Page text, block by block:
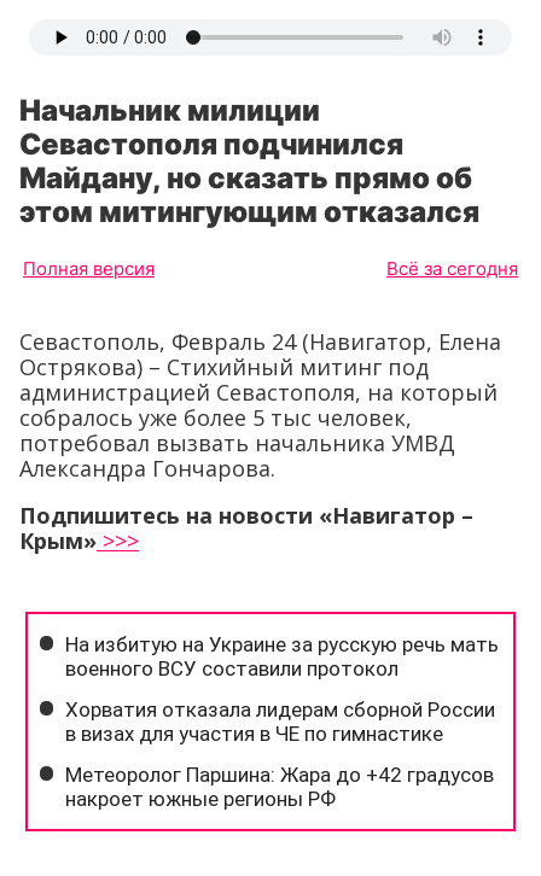
Начальник милиции
Севастополя подчинился
Майдану, но сказать прямо об
этом митингующим отказался
Полная версия Всё за сегодня
Севастополь, Февраль 24 (Навигатор, Елена
Острякова) – Стихийный митинг под
администрацией Севастополя, на который
собралось уже более 5 тыс человек,
потребовал вызвать начальника УМВД
Александра Гончарова.
Подпишитесь на новости «Навигатор –
Крым» >>>